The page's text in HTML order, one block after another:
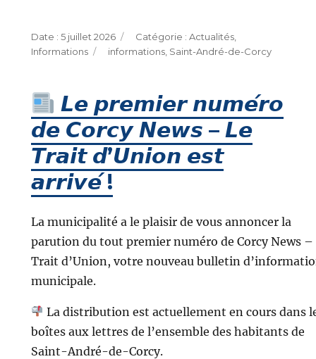
Publié
le
5 juillet 2026 Catégories
Actualités,
Informations
Étiquettes
informations, Saint-André-de-Corcy
𝙇𝙚 𝙥𝙧𝙚𝙢𝙞𝙚𝙧 𝙣𝙪𝙢𝙚́𝙧𝙤
𝙙𝙚 𝘾𝙤𝙧𝙘𝙮 𝙉𝙚𝙬𝙨 – 𝙇𝙚
𝙏𝙧𝙖𝙞𝙩 𝙙’𝙐𝙣𝙞𝙤𝙣 𝙚𝙨𝙩
𝙖𝙧𝙧𝙞𝙫𝙚́ !
La municipalité a le plaisir de vous annoncer la
parution du tout premier numéro de Corcy News –
Trait d’Union, votre nouveau bulletin
municipale.
La distribution est actuellement en cours dans
boîtes aux lettres de l’ensemble des habitants de
Saint-André-de-Corcy.